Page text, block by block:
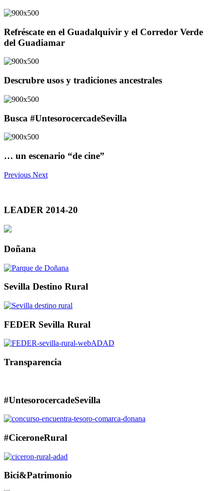
Refréscate en el Guadalquivir y el Corredor Verde
del Guadiamar
Descrubre usos y tradiciones ancestrales
Busca #UntesorocercadeSevilla
… un escenario “de cine”
Previous Next
LEADER 2014-20
Doñana
Sevilla Destino Rural
FEDER Sevilla Rural
Transparencia
#UntesorocercadeSevilla
#CiceroneRural
Bici&Patrimonio